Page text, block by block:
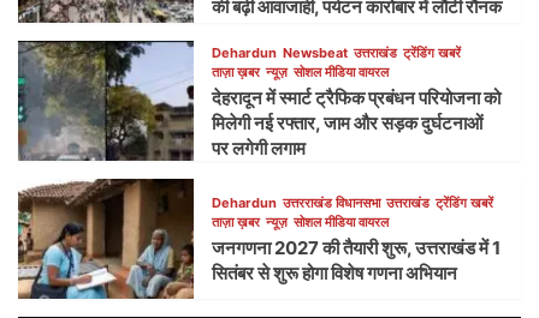
की बढ़ी आवाजाही, पर्यटन कारोबार में लौटी रौनक
Dehardun Newsbeat उत्तराखंड ट्रेंडिंग खबरें
ताज़ा ख़बर न्यूज़ सोशल मीडिया वायरल
देहरादून में स्मार्ट ट्रैफिक प्रबंधन परियोजना को
मिलेगी नई रफ्तार, जाम और सड़क दुर्घटनाओं
पर लगेगी लगाम
Dehardun उत्तरराखंड विधानसभा उत्तराखंड ट्रेंडिंग खबरें
ताज़ा ख़बर न्यूज़ सोशल मीडिया वायरल
जनगणना 2027 की तैयारी शुरू, उत्तराखंड में 1
सितंबर से शुरू होगा विशेष गणना अभियान